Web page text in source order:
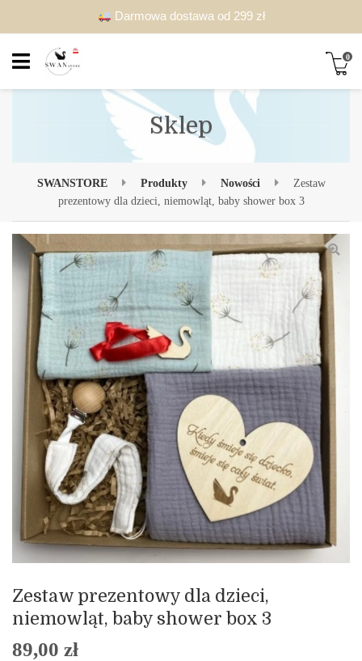
Darmowa dostawa od 299 zł
0
Sklep
SWANSTORE Produkty Nowości
Zestaw
prezentowy dla dzieci, niemowląt, baby shower box 3
Zestaw prezentowy dla dzieci,
niemowląt, baby shower box 3
89,00 zł